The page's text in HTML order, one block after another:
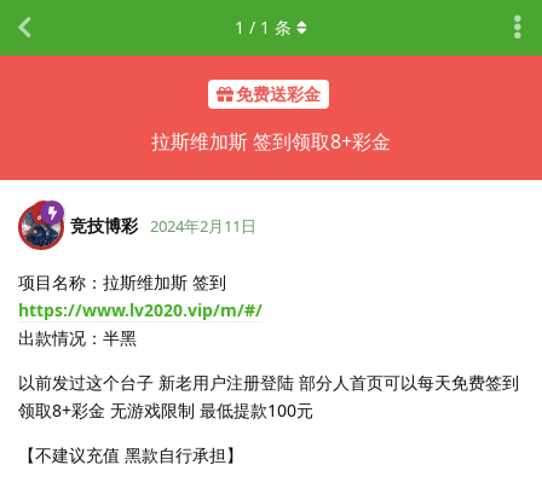
免费送彩金
拉斯维加斯 签到领取8+彩金
1 / 1 条
竞技博彩 2024年2月11日
项目名称：拉斯维加斯 签到
https://www.lv2020.vip/m/#/
出款情况：半黑
以前发过这个台子 新老用户注册登陆 部分人首页可以每天免费签到
领取8+彩金 无游戏限制 最低提款100元
【不建议充值 黑款自行承担】